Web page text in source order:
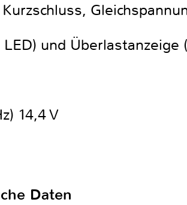
und Überlastanzeige
14,4 V
Daten